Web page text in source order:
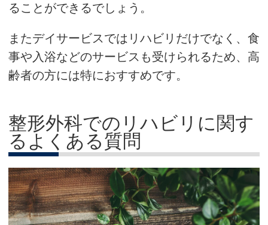
ることができるでしょう。
またデイサービスではリハビリだけでなく、食
事や入浴などのサービスも受けられるため、高
齢者の方には特におすすめです。
整形外科でのリハビリに関す
るよくある質問